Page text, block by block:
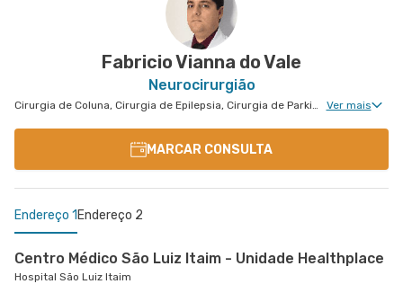
Fabricio Vianna do Vale
Neurocirurgião
Cirurgia de Coluna, Cirurgia de Epilepsia, Cirurgia de Parkinson, Disturbios de Movimento, Neurocirurgia Oncológica, Clínica da Dor Geral, Neurocirurgia de Coluna, Neurocirurgia Pediátrica, Doenças da Hipófise Ver mais
MARCAR CONSULTA
Endereço 1 Endereço 2
Centro Médico São Luiz Itaim - Unidade Healthplace
Hospital São Luiz Itaim